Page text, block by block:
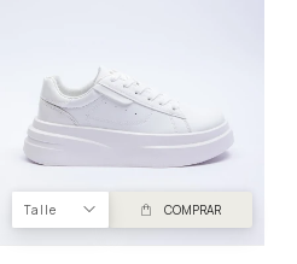
Talle COMPRAR